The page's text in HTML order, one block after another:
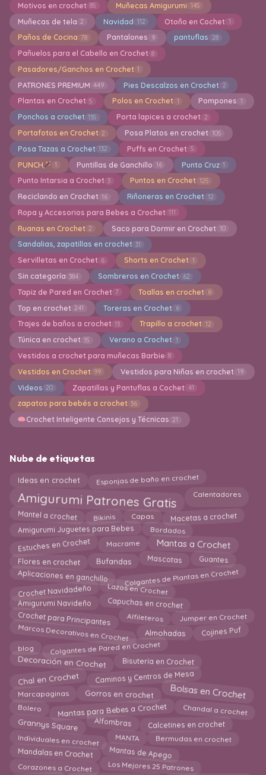
Motivos en crochet 85 Muñecas Amigurumi 145
Muñecas de tela 2 Navidad 112 Otoño en Cochet 1
Paños de Cocina 78 Pantalones 9 pantuflas 28
Pañuelos para el Cabello en Crochet 8
Pasadores/Ganchos en Crochet 1
PATRONES PREMIUM 449 Pies Descalzos en Crochet 2
Plantas en Crochet 5 Polos en Crochet 1 Pompones 1
Ponchos a crochet 135 Porta lapices a crochet 2
Portafotos en Crochet 2 Posa Platos en crochet 105
Posa Tazas a Crochet 132 Puffs en Crochet 5
PUNCH 1 Puntillas de Ganchillo 16 Punto Cruz 1
Punto Intarsia a Crochet 3 Puntos en Crochet 125
Reciclando en Crochet 16 Riñoneras en Crochet 12
Ropa y Accesorios para Bebes a Crochet 111
Ruanas en Crochet 2 Saco para Dormir en Crochet 10
Sandalias, zapatillas en crochet 31
Servilletas en Crochet 6 Shorts en Crochet 1
Sin categoría 384 Sombreros en Crochet 62
Tapiz de Pared en Crochet 7 Toallas en crochet 6
Top en crochet 241 Toreras en Crochet 6
Trajes de baños a crochet 13 Trapillo a crochet 12
Túnica en crochet 15 Verano a Crochet 1
Vestidos a crochet para muñecas Barbie 8
Vestidos en Crochet 99 Vestidos para Niñas en crochet 19
Videos 20 Zapatillas y Pantuflas a Cochet 41
zapatos para bebés a crochet 36
Crochet Inteligente Consejos y Técnicas 21
Nube de etiquetas
Ideas en crochet Esponjas de baño en crochet
Amigurumi Patrones Gratis Calentadores
Mantel a crochet Bikinis Capas Macetas a crochet
Amigurumi Juguetes para Bebes Bordados
Estuches en Crochet Macrame Mantas a Crochet
Flores en crochet Bufandas Mascotas Guantes
Aplicaciones en ganchillo Colgantes de Plantas en Crochet
Crochet Navidadeño Lazos en Crochet
Amigurumi Navideño Capuchas en crochet
Crochet para Principantes Alfileteros Jumper en Crochet
Marcos Decorativos en Crochet Almohadas Cojines Puf
blog Colgantes de Pared en Crochet
Decoración en Crochet Bisutería en Crochet
Chal en Crochet Caminos y Centros de Mesa
Marcapaginas Gorros en crochet Bolsas en Crochet
Bolero Mantas para Bebes a Crochet Chandal a crochet
Grannys Square Alfombras Calcetines en crochet
Individuales en crochet MANTA Bermudas en crochet
Mandalas en Crochet Mantas de Apego
Corazones a Crochet Los Mejores 25 Patrones